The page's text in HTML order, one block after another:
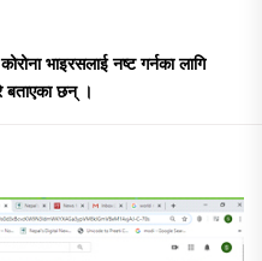
भाइरसलाई नष्ट गर्नका लागि
बताएका छन् ।